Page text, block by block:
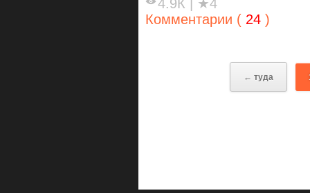
4.9К
★4
Комментарии ( 24 )
← туда